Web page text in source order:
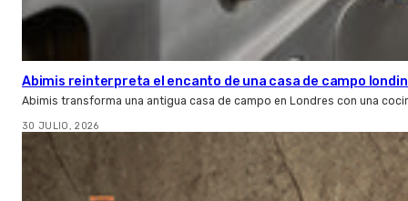
Abimis reinterpreta el encanto de una casa de campo
Abimis transforma una antigua casa de campo en Londres con una
30 JULIO, 2026